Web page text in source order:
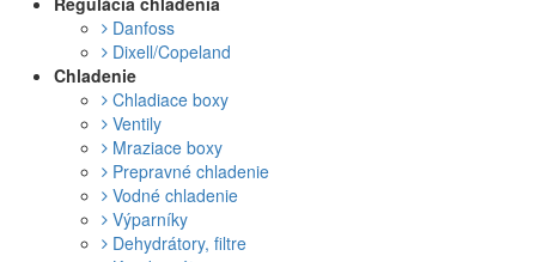
Danfoss
Dixell/Copeland
Chladenie
Chladiace boxy
Ventily
Mraziace boxy
Prepravné chladenie
Vodné chladenie
Výparníky
Dehydrátory, filtre